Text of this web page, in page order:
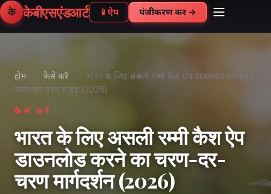
के केबीएसएंडआर्ट 📱 ऐप पंजीकरण करें →
होम › कैसे करें ›
भारत के लिए असली रम्मी कैश ऐप डाउनलोड करने का
चरण-दर-चरण गाइड (2026)
कैसे करें
भारत के लिए असली रम्मी कैश ऐप
डाउनलोड करने का चरण-दर-
चरण मार्गदर्शन (2026)